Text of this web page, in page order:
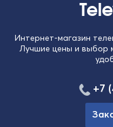
Интернет-магазин
Лучшие цены и выбор
+7